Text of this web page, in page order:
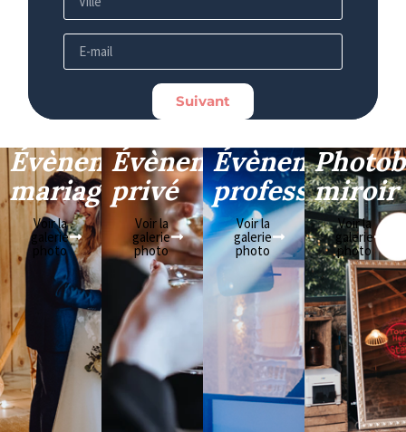
Suivant
Évènement
mariage
Voir la
galerie
photo
Évènement
privé
Voir la
galerie
photo
Évènement
professionnel
Voir la
galerie
photo
miroir
Voir la
galerie
photo